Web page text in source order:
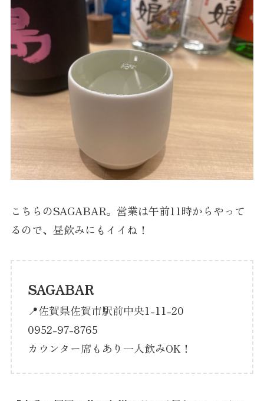
こちらのSAGABAR。営業は午前11時からやって
るので、昼飲みにもイイね！
SAGABAR
📍佐賀県佐賀市駅前中央1-11-20
0952-97-8765
カウンター席もあり一人飲みOK！